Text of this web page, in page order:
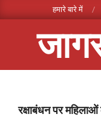
to
हमारे बारे में
Menuरक्षाबंधन पर